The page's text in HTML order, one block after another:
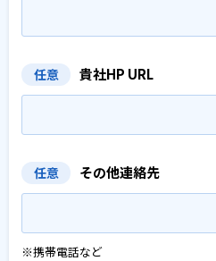
任意 貴社HP URL
任意 その他連絡先
※携帯電話など